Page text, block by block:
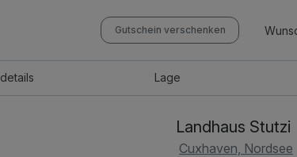
Gutschein verschenken
details Lage
Landhaus Stutzi
Cuxhaven, Nordsee